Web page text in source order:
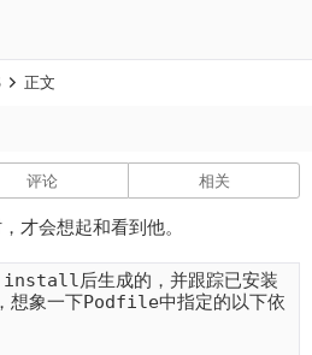
正文
评论 相关
才会想起和看到他。
install后生成的，并跟踪已安装
想象一下Podfile中指定的以下依